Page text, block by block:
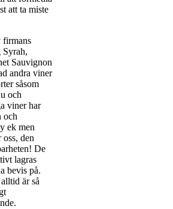
att ta miste
firmans
Sauvignon
andra viner
såsom
och
viner har
och
ek men
den
De
lagras
bevis på.
är så